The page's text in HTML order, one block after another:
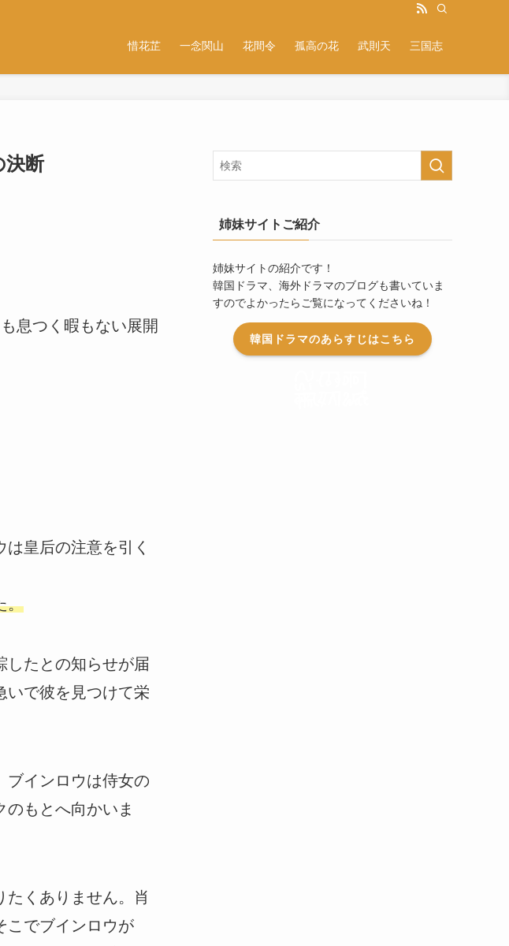
惜花芷 一念関山 花間令 孤高の花 武則天 三国志
決断
息つく暇もない展開
皇后の注意を引く
。
したとの知らせが届
いで彼を見つけて栄
ブインロウは侍女の
のもとへ向かいま
くありません。肖
こでブインロウが
姉妹サイトご紹介
姉妹サイトの紹介です！
韓国ドラマ、海外ドラマのブログも書いていま
すのでよかったらご覧になってくださいね！
韓国ドラマのあらすじはこちら